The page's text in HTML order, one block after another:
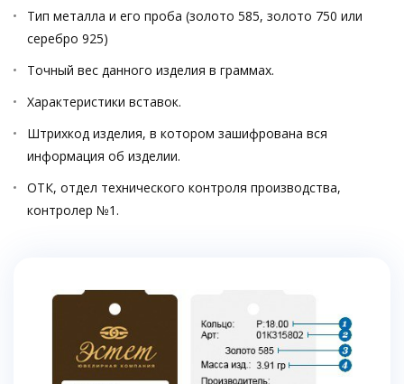
Тип металла и его проба (золото 585, золото 750 или
серебро 925)
Точный вес данного изделия в граммах.
Характеристики вставок.
Штрихкод изделия, в котором зашифрована вся
информация об изделии.
ОТК, отдел технического контроля производства,
контролер №1.